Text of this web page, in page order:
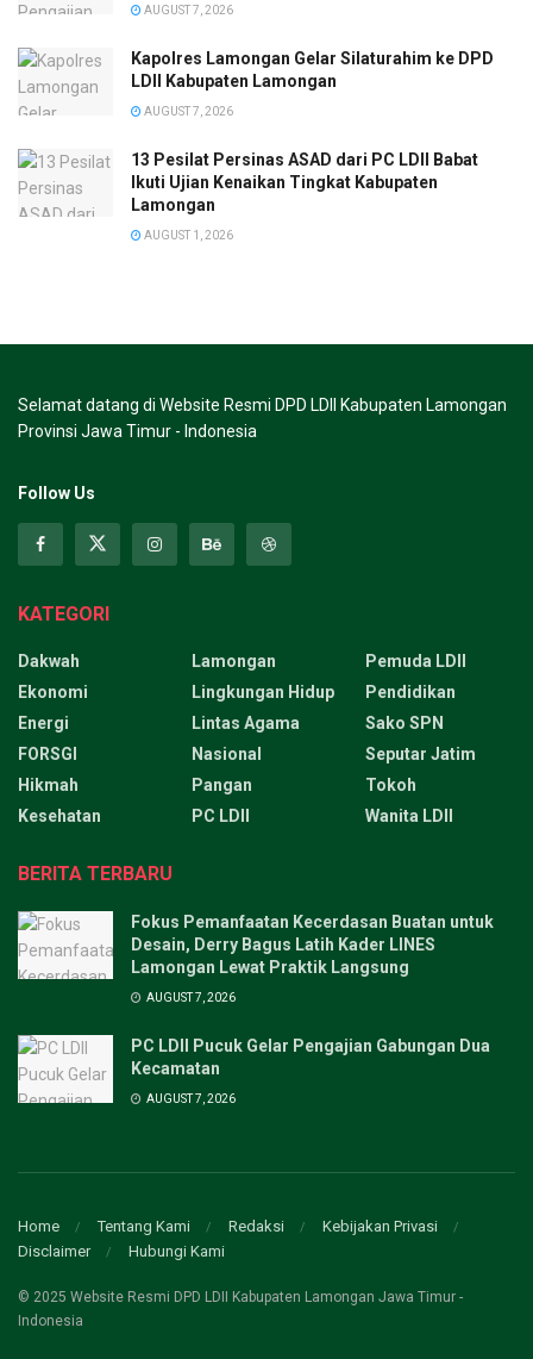
AUGUST 7, 2026
Kapolres Lamongan Gelar Silaturahim ke DPD
LDII Kabupaten Lamongan
AUGUST 7, 2026
13 Pesilat Persinas ASAD dari PC LDII Babat
Ikuti Ujian Kenaikan Tingkat Kabupaten
Lamongan
AUGUST 1, 2026
Selamat datang di Website Resmi DPD LDII Kabupaten Lamongan
Provinsi Jawa Timur - Indonesia
Follow Us
KATEGORI
Dakwah
Ekonomi
Energi
FORSGI
Hikmah
Kesehatan
Lamongan
Lingkungan Hidup
Lintas Agama
Nasional
Pangan
PC LDII
Pemuda LDII
Pendidikan
Sako SPN
Seputar Jatim
Tokoh
Wanita LDII
BERITA TERBARU
Fokus Pemanfaatan Kecerdasan Buatan untuk
Desain, Derry Bagus Latih Kader LINES
Lamongan Lewat Praktik Langsung
AUGUST 7, 2026
PC LDII Pucuk Gelar Pengajian Gabungan Dua
Kecamatan
AUGUST 7, 2026
Home Tentang Kami Redaksi
Kebijakan Privasi
Disclaimer
Hubungi Kami
© 2025 Website Resmi DPD LDII Kabupaten Lamongan Jawa Timur -
Indonesia